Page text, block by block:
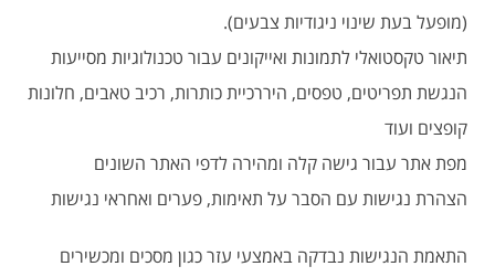
(מופעל בעת שינוי ניגודיות צבעים).
תיאור טקסטואלי לתמונות ואייקונים עבור טכנולוגיות מסייעות
הנגשת תפריטים, טפסים, היררכיית כותרות, רכיב טאבים, חלונות
קופצים ועוד
מפת אתר עבור גישה קלה ומהירה לדפי האתר השונים
הצהרת נגישות עם הסבר על תאימות, פערים ואחראי נגישות
התאמת הנגישות נבדקה באמצעי עזר כגון מסכים ומכשירים